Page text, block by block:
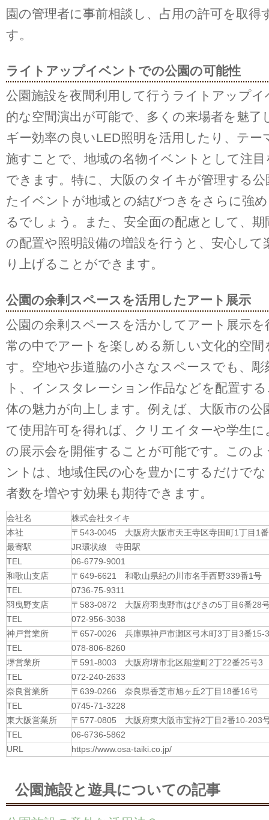
園の管理者に事前相談し、占用の許可を取得
す。
ライトアップイベントでの公園の可能性
公園施設を夜間利用して行うライトアップ
的な空間演出が可能で、多くの来場者を魅了
ギー効率の良いLED照明を活用したり、テー
施すことで、地域の名物イベントとして注
できます。特に、大阪のタイキが管理する
たイベントが地域との結びつきをさらに強
るでしょう。また、安全面の配慮として、期
の配置や照明設備の増設を行うと、安心して
り上げることができます。
公園の余剰スペースを活用したアート展示
公園の余剰スペースを活かしてアート展示
常の中でアートを楽しめる新しい文化的空間
す。空地や歩道脇の小さなスペースでも、
ト、インスタレーション作品などを配置す
体の魅力が向上します。例えば、大阪市の公
て使用許可を得れば、クリエイターや学生に
の展示会を開催することが可能です。この
ントは、地域住民の心を豊かにするだけで
者数を増やす効果も期待できます。
会社名
株式会社タイキ
本社
〒543-0045 大阪府大阪市天王寺区寺田町1丁目1
最寄駅
JR環状線 寺田駅
TEL
06-6779-9001
和歌山支店
〒649-6621 和歌山県紀の川市名手西野339番1号
TEL
0736-75-9311
羽曳野支店
〒583-0872 大阪府羽曳野市はびきの5丁目6番28
TEL
072-956-3038
神戸営業所
〒657-0026 兵庫県神戸市灘区弓木町3丁目3番15-
TEL
078-806-8260
堺営業所
〒591-8003 大阪府堺市北区船堂町2丁22番25号3
TEL
072-240-2633
奈良営業所
〒639-0266 奈良県香芝市旭ヶ丘2丁目18番16号
TEL
0745-71-3228
東大阪営業所
〒577-0805 大阪府東大阪市宝持2丁目2番10-203
TEL
06-6736-5862
URL
https://www.osa-taiki.co.jp/
公園施設と遊具についての記事